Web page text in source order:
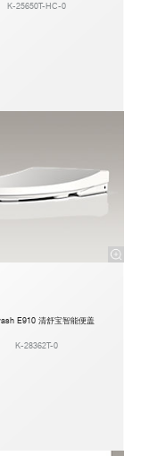
K-25650T-HC-0
E910 清舒宝智能便盖
K-28362T-0